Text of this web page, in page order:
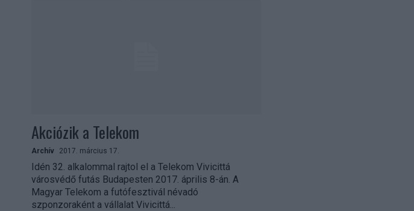
Akciózik a Telekom
Archív 2017. március 17.
Idén 32. alkalommal rajtol el a Telekom Vivicittá
városvédő futás Budapesten 2017. április 8-án. A
Magyar Telekom a futófesztivál névadó
szponzoraként a vállalat Vivicittá...